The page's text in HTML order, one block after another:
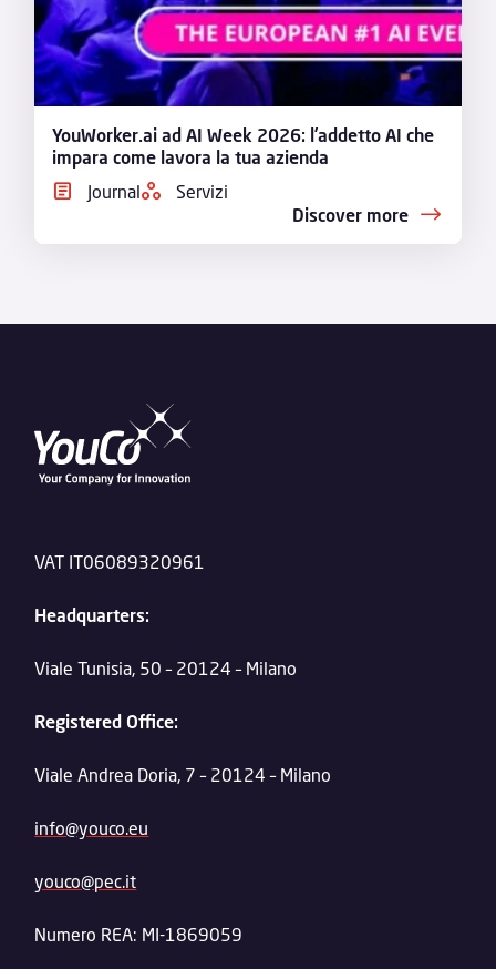
YouWorker.ai ad AI Week 2026: l’addetto AI che
impara come lavora la tua azienda
Journal
Servizi
Discover more
VAT IT06089320961
Headquarters:
Viale Tunisia, 50 – 20124 – Milano
Registered Office:
Viale Andrea Doria, 7 – 20124 – Milano
info@youco.eu
youco@pec.it
Numero REA: MI-1869059